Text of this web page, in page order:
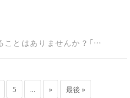
ことはありませんか？「…
5 ... » 最後 »